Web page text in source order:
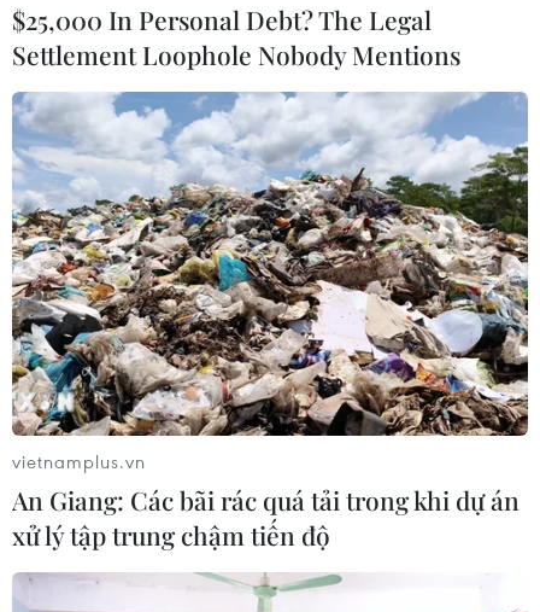
Các nhà phân tích nhận định ngành du lịch đang phục
hồi nhanh chóng tiếp tục hỗ trợ nền kinh tế Xứ sở Chùa
Vàng trong bối cảnh xuất khẩu suy yếu do nhu cầu toàn
cầu chậm lại.
Xuất khẩu của Thái Lan dự kiến phục hồi
$25,000 In Personal Debt? The Legal
Settlement Loophole Nobody Mentions
vietnamplus.vn
An Giang: Các bãi rác quá tải trong khi dự án
xử lý tập trung chậm tiến độ